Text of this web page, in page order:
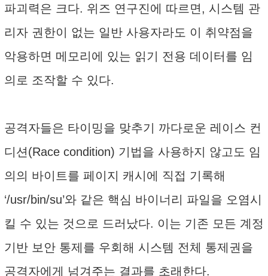
파괴력은 크다. 위즈 연구진에 따르면, 시스템 관
리자 권한이 없는 일반 사용자라도 이 취약점을
악용하면 메모리에 있는 읽기 전용 데이터를 임
의로 조작할 수 있다.
공격자들은 타이밍을 맞추기 까다로운 레이스 컨
디션(Race condition) 기법을 사용하지 않고도 임
의의 바이트를 페이지 캐시에 직접 기록해
‘/usr/bin/su’와 같은 핵심 바이너리 파일을 오염시
킬 수 있는 것으로 드러났다. 이는 기존 모든 계정
기반 보안 통제를 우회해 시스템 전체 통제권을
공격자에게 넘겨주는 결과를 초래한다.